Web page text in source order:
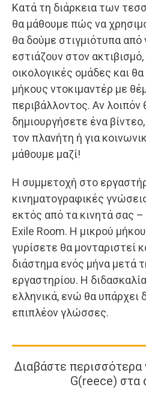
Κατά τη διάρκεια των
θα μάθουμε πώς να
θα δούμε στιγμιότυπα από
εστιάζουν στον
οικολογικές ομάδες και
μήκους ντοκιμαντέρ με
περιβάλλοντος. Αν λοιπόν
δημιουργήσετε ένα
τον πλανήτη ή για
μάθουμε μαζί!
Η συμμετοχή στο
κινηματογραφικές
εκτός από τα κινητά σας
Exile Room. Η μικρού
γυρίσετε θα μονταριστεί
διάστημα ενός μήνα μετά
εργαστηρίου. Η
ελληνικά, ενώ θα υπάρχει
επιπλέον γλώσσες.
Διαβάστε περισσότερα
G(reece) στα